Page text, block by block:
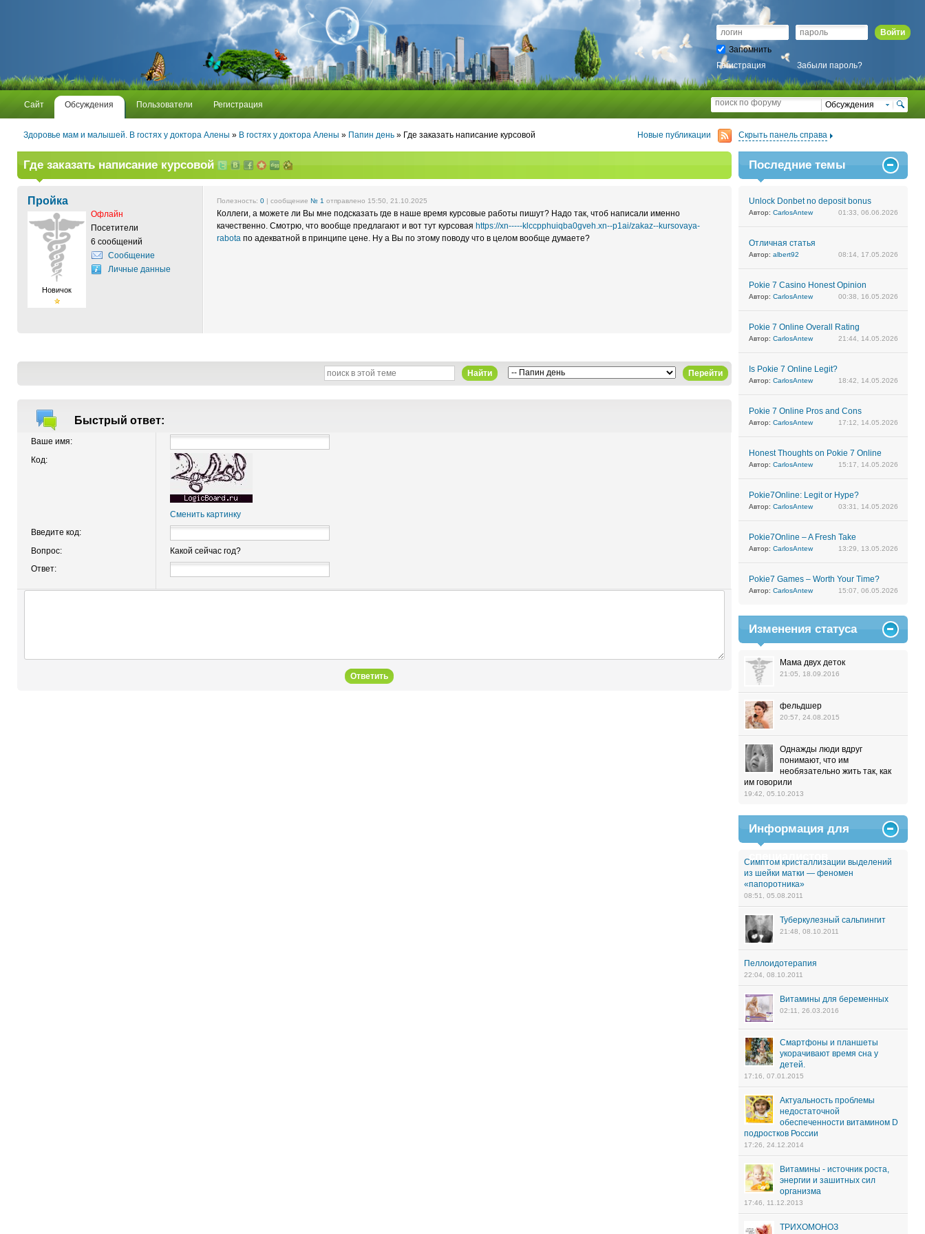
Сайт Обсуждения Пользователи Регистрация
Войти
Запомнить
Регистрация
Забыли пароль?
Обсуждения
Здоровье мам и малышей. В гостях у доктора Алены » В гостях у доктора Алены » Папин день » Где заказать написание курсовой Новые публикации Скрыть панель справа
Где заказать написание курсовой
Пройка
Новичок
Офлайн
Посетители
6 сообщений
Сообщение
Личные данные
Полезность: 0 | сообщение № 1 отправлено 15:50, 21.10.2025
Коллеги, а можете ли Вы мне подсказать где в наше время курсовые работы пишут? Надо так, чтоб написали именно
качественно. Смотрю, что вообще предлагают и вот тут курсовая https://xn-----klccpphuiqba0gveh.xn--p1ai/zakaz--kursovaya-
rabota по адекватной в принципе цене. Ну а Вы по этому поводу что в целом вообще думаете?
Перейти
Найти
Быстрый ответ:
Ваше имя:
Код:
Сменить картинку
Введите код:
Вопрос:
Какой сейчас год?
Ответ:
Ответить
Последние темы
Unlock Donbet no deposit bonus
Автор: CarlosAntew 01:33, 06.06.2026
Отличная статья
Автор: albert92 08:14, 17.05.2026
Pokie 7 Casino Honest Opinion
Автор: CarlosAntew 00:38, 16.05.2026
Pokie 7 Online Overall Rating
Автор: CarlosAntew 21:44, 14.05.2026
Is Pokie 7 Online Legit?
Автор: CarlosAntew 18:42, 14.05.2026
Pokie 7 Online Pros and Cons
Автор: CarlosAntew 17:12, 14.05.2026
Honest Thoughts on Pokie 7 Online
Автор: CarlosAntew 15:17, 14.05.2026
Pokie7Online: Legit or Hype?
Автор: CarlosAntew 03:31, 14.05.2026
Pokie7Online – A Fresh Take
Автор: CarlosAntew 13:29, 13.05.2026
Pokie7 Games – Worth Your Time?
Автор: CarlosAntew 15:07, 06.05.2026
Изменения статуса
Мама двух деток
21:05, 18.09.2016
фельдшер
20:57, 24.08.2015
Однажды люди вдруг
понимают, что им
необязательно жить так, как
им говорили
19:42, 05.10.2013
Информация для
специалистов
Симптом кристаллизации выделений
из шейки матки — феномен
«папоротника»
08:51, 05.08.2011
Туберкулезный сальпингит
21:48, 08.10.2011
Пеллоидотерапия
22:04, 08.10.2011
Витамины для беременных
02:11, 26.03.2016
Смартфоны и планшеты
укорачивают время сна у
детей.
17:16, 07.01.2015
Актуальность проблемы
недостаточной
обеспеченности витамином D
подростков России
17:26, 24.12.2014
Витамины - источник роста,
энергии и зашитных сил
организма
17:46, 11.12.2013
ТРИХОМОНОЗ